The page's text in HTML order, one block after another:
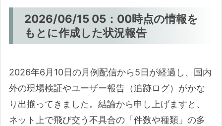
ート挙動
2-1. アップデート適用中の挙動
（ダウンロード〜再起動）
の挙動
2-3. サインイン後の負荷
（Search Index 再構築など）
2-4. 挙動から推測される事項
2026/06/15 05：00時点の情報を
もとに作成した状況報告
2026年6月10日の月例配信から5日が経過し、国内
外の現場検証やユーザー報告（追跡ログ）がかな
り出揃ってきました。結論から申し上げますと、
ネット上で飛び交う不具合の「件数や種類」の多